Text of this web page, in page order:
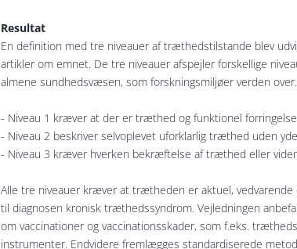
Resultat
En definition med tre niveauer af træthedstilstande blev
artikler om emnet. De tre niveauer afspejler forskellige
almene sundhedsvæsen, som forskningsmiljøer verden over.
- Niveau 1 kræver at der er træthed og funktionel
- Niveau 2 beskriver selvoplevet uforklarlig træthed uden
- Niveau 3 kræver hverken bekræftelse af træthed eller
Alle tre niveauer kræver at trætheden er aktuel,
til diagnosen kronisk træthedssyndrom. Vejledningen
om vaccinationer og vaccinationsskader, som f.eks.
instrumenter. Endvidere fremlægges standardiserede